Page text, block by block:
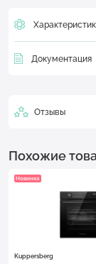
Документация
Отзывы
Похожие
Новинка
Kuppersberg